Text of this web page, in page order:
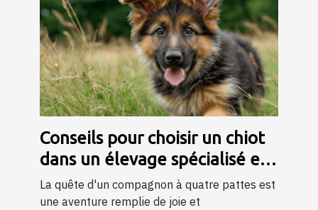
Conseils pour choisir un chiot
dans un élevage spécialisé en
bergers
La quête d'un compagnon à quatre pattes est
une aventure remplie de joie et